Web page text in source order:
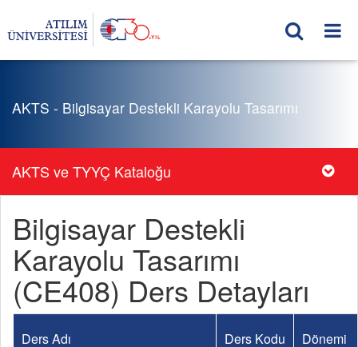
AKTS - Bilgisayar Destekli Karayolu Tasarımı
AKTS ve TYYÇ Kataloğu
Bilgisayar Destekli
Karayolu Tasarımı
(CE408) Ders Detayları
Ders Adı Ders Kodu Dönemi